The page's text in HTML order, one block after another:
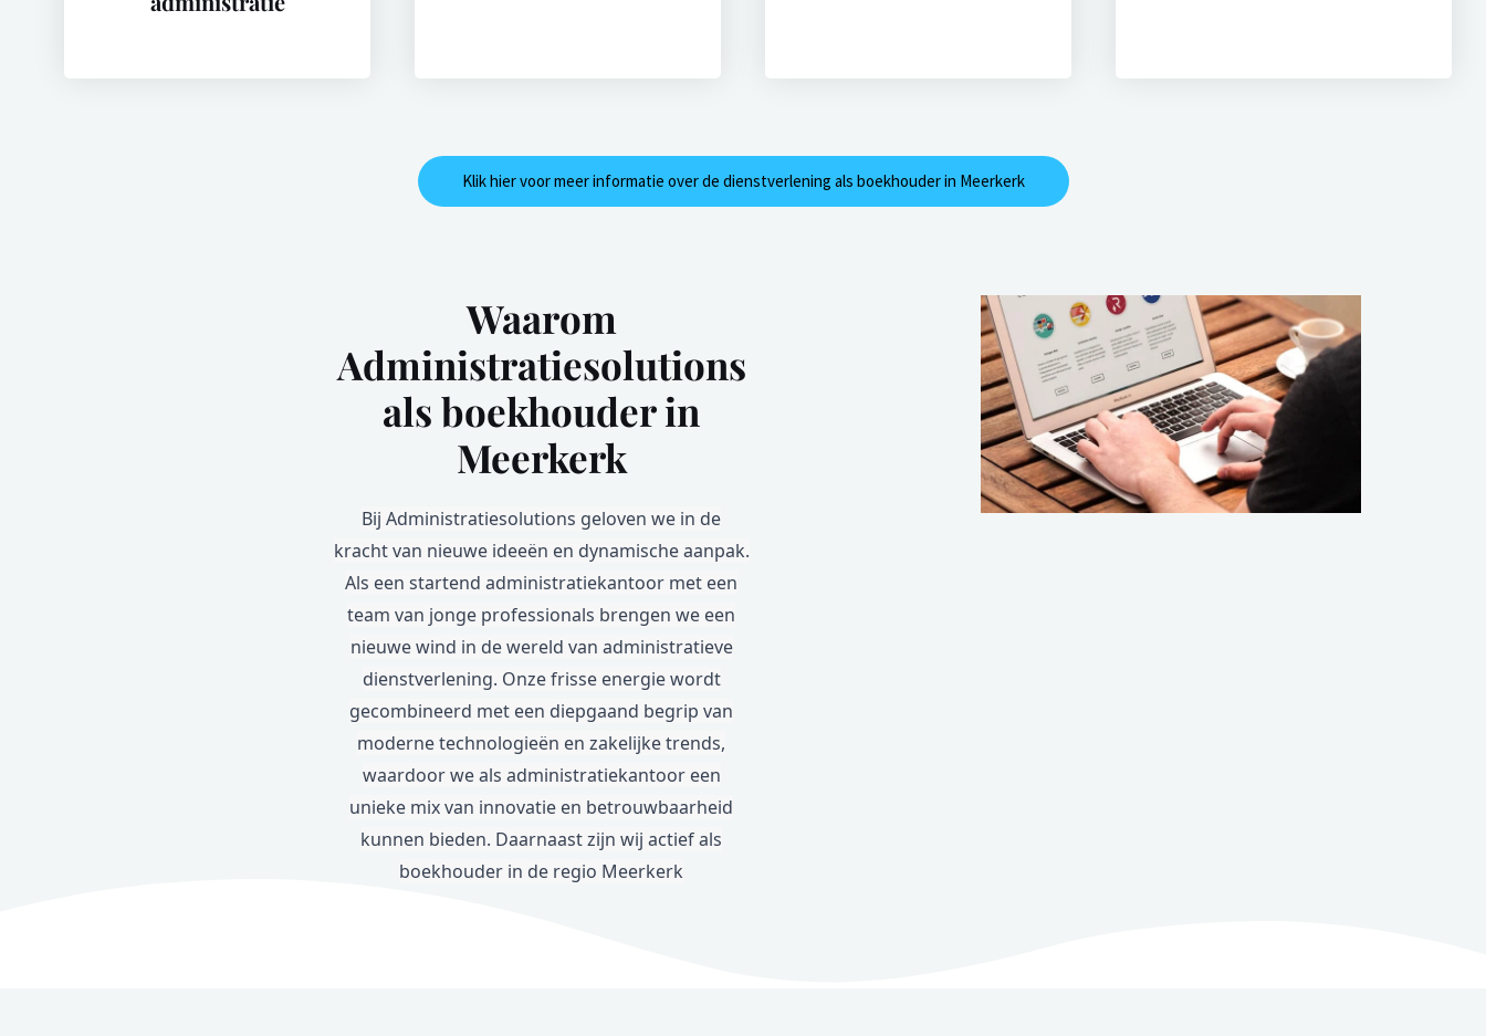
Klik hier voor meer informatie over de dienstverlening als boekhouder in Meerkerk
Waarom
Administratiesolutions
als boekhouder in
Meerkerk
Bij Administratiesolutions geloven we in de
kracht van nieuwe ideeën en dynamische aanpak.
Als een startend administratiekantoor met een
team van jonge professionals brengen we een
nieuwe wind in de wereld van administratieve
dienstverlening. Onze frisse energie wordt
gecombineerd met een diepgaand begrip van
moderne technologieën en zakelijke trends,
waardoor we als administratiekantoor een
unieke mix van innovatie en betrouwbaarheid
kunnen bieden. Daarnaast zijn wij actief als
boekhouder in de regio Meerkerk